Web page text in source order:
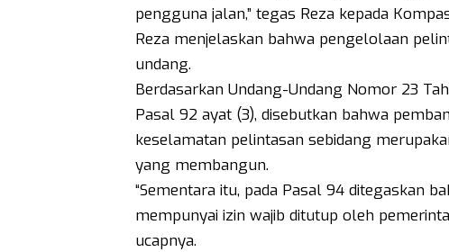
pengguna jalan,” tegas Reza kepada
Reza menjelaskan bahwa pengelolaan
undang.
Berdasarkan Undang-Undang Nomor 23
Pasal 92 ayat (3), disebutkan bahwa
keselamatan pelintasan sebidang
yang membangun.
“Sementara itu, pada Pasal 94 ditegaskan
mempunyai izin wajib ditutup oleh
ucapnya.